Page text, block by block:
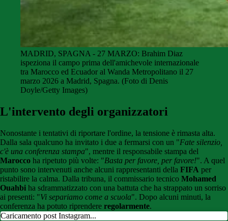
MADRID, SPAGNA - 27 MARZO: Brahim Diaz
ispeziona il campo prima dell'amichevole internazionale
tra Marocco ed Ecuador al Wanda Metropolitano il 27
marzo 2026 a Madrid, Spagna. (Foto di Denis
Doyle/Getty Images)
L'intervento degli organizzatori
Nonostante i tentativi di riportare l'ordine, la tensione è rimasta alta.
Dalla sala qualcuno ha invitato i due a fermarsi con un "Fate silenzio,
c'è una conferenza stampa", mentre il responsabile stampa del
Marocco ha ripetuto più volte: "Basta per favore, per favore!". A quel
punto sono intervenuti anche alcuni rappresentanti della FIFA per
ristabilire la calma. Dalla tribuna, il commissario tecnico Mohamed
Ouahbi ha sdrammatizzato con una battuta che ha strappato un sorriso
ai presenti: "Vi separiamo come a scuola". Dopo alcuni minuti, la
conferenza ha potuto riprendere regolarmente.
Caricamento post Instagram...